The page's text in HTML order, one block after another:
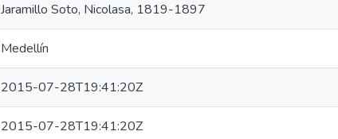
Jaramillo Soto, Nicolasa, 1819-1897
Medellín
2015-07-28T19:41:20Z
2015-07-28T19:41:20Z